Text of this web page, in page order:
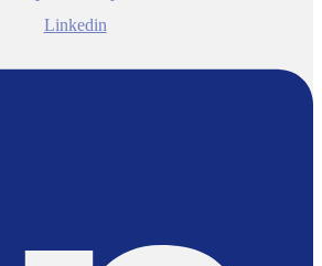
Linkedin